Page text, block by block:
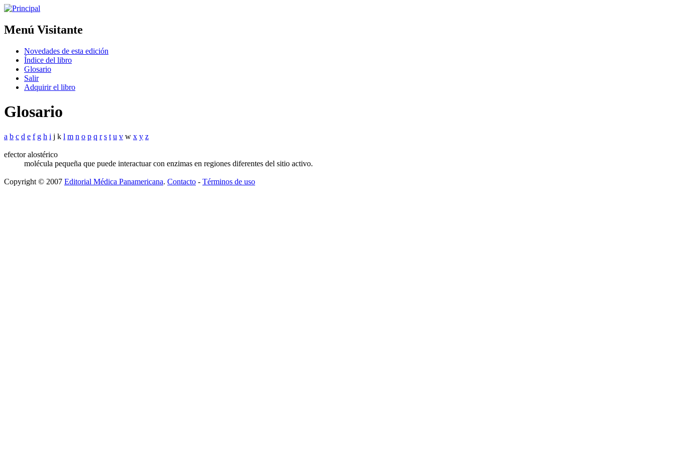
Menú Visitante
Novedades de esta edición
Índice del libro
Glosario
Salir
Adquirir el libro
Glosario
a b c d e f g h i j k l m n o p q r s t u v w x y z
efector alostérico
molécula pequeña que puede interactuar con enzimas en regiones diferentes del sitio activo.
Copyright © 2007 Editorial Médica Panamericana. Contacto - Términos de uso